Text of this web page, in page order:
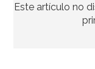
Este artículo no